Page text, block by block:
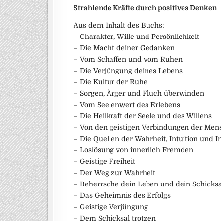
Strahlende Kräfte durch positives Denken
Aus dem Inhalt des Buchs:
– Charakter, Wille und Persönlichkeit
– Die Macht deiner Gedanken
– Vom Schaffen und vom Ruhen
– Die Verjüngung deines Lebens
– Die Kultur der Ruhe
– Sorgen, Ärger und Fluch überwinden
– Vom Seelenwert des Erlebens
– Die Heilkraft der Seele und des Willens
– Von den geistigen Verbindungen der
– Die Quellen der Wahrheit, Intuition und
– Loslösung von innerlich Fremden
– Geistige Freiheit
– Der Weg zur Wahrheit
– Beherrsche dein Leben und dein
– Das Geheimnis des Erfolgs
– Geistige Verjüngung
– Dem Schicksal trotzen